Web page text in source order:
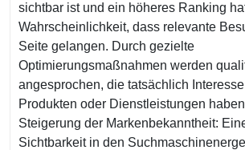
sichtbar ist und ein höheres Ranking
Wahrscheinlichkeit, dass relevante
Seite gelangen. Durch gezielte
Optimierungsmaßnahmen werden
angesprochen, die tatsächlich
Produkten oder Dienstleistungen
Steigerung der Markenbekanntheit:
Sichtbarkeit in den